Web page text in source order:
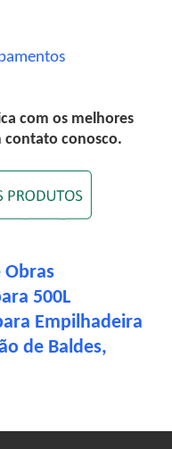
com os melhores
contato conosco.
Obras
500L
Empilhadeira
de Baldes,